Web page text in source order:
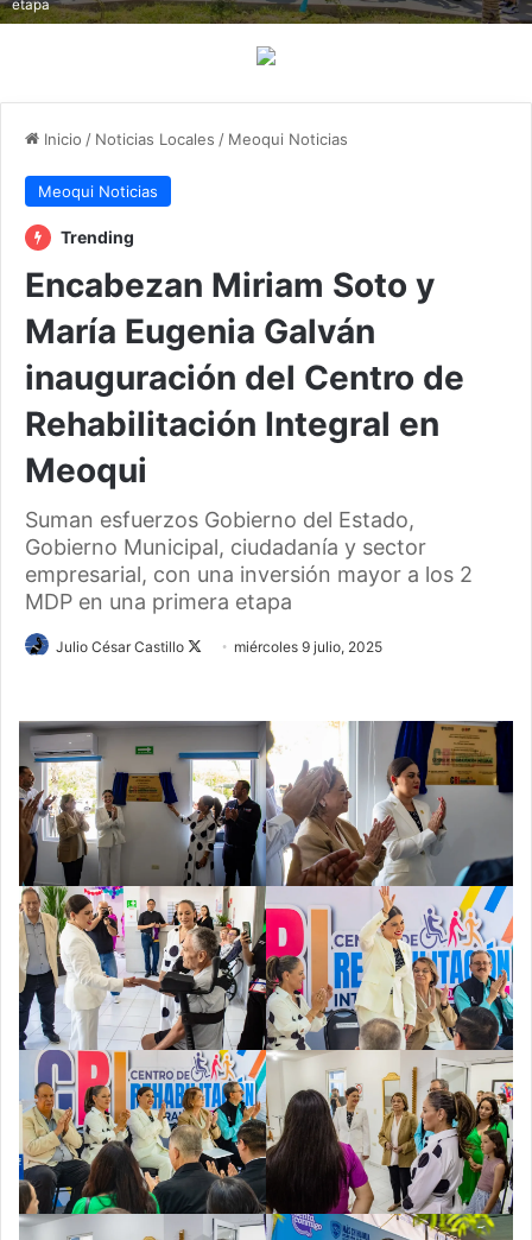
etapa
Inicio / Noticias Locales / Meoqui Noticias
Meoqui Noticias
Trending
Encabezan Miriam Soto y
María Eugenia Galván
inauguración del Centro de
Rehabilitación Integral en
Meoqui
Suman esfuerzos Gobierno del Estado,
Gobierno Municipal, ciudadanía y sector
empresarial, con una inversión mayor a los 2
MDP en una primera etapa
Julio César Castillo
Followmiércoles 9 julio, 2025